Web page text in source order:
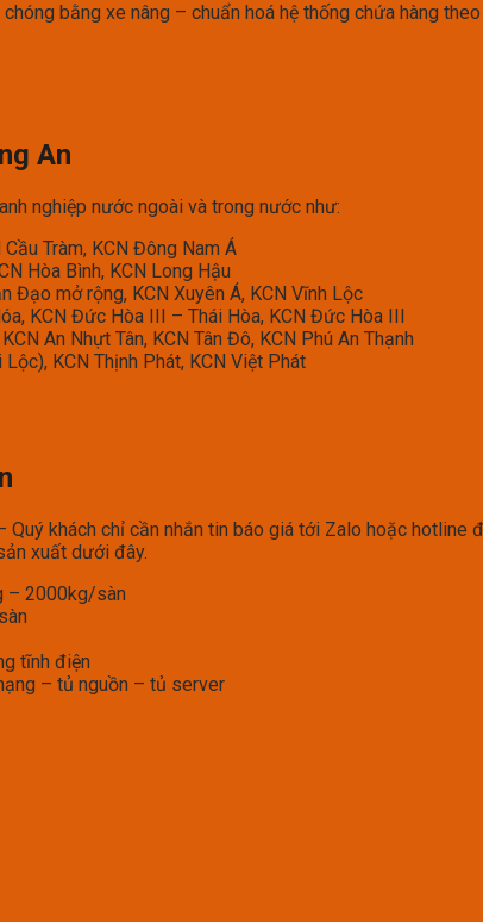
bằng xe nâng – chuẩn hoá hệ thống chứa hàng
An
nghiệp nước ngoài và trong nước như:
Tràm, KCN Đông Nam Á
Hòa Bình, KCN Long Hậu
Đạo mở rộng, KCN Xuyên Á, KCN Vĩnh Lộc
KCN Đức Hòa III – Thái Hòa, KCN Đức Hòa III
An Nhựt Tân, KCN Tân Đô, KCN Phú An Thạnh
KCN Thịnh Phát, KCN Việt Phát
khách chỉ cần nhắn tin báo giá tới Zalo hoặc hotline
xuất dưới đây.
– 2000kg/sàn
tĩnh điện
– tủ nguồn – tủ server